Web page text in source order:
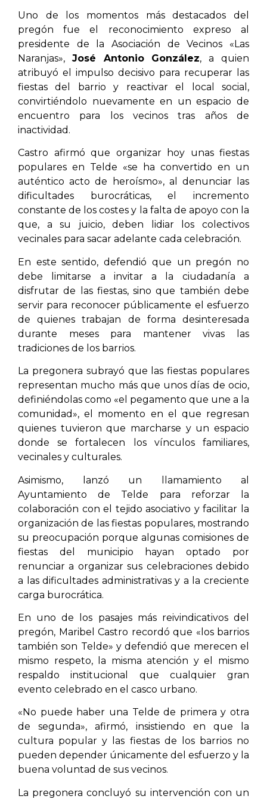
Uno de los momentos más destacados del
pregón fue el reconocimiento expreso al
presidente de la Asociación de Vecinos «Las
Naranjas», José Antonio González, a quien
atribuyó el impulso decisivo para recuperar las
fiestas del barrio y reactivar el local social,
convirtiéndolo nuevamente en un espacio de
encuentro para los vecinos tras años de
inactividad.
Castro afirmó que organizar hoy unas fiestas
populares en Telde «se ha convertido en un
auténtico acto de heroísmo», al denunciar las
dificultades burocráticas, el incremento
constante de los costes y la falta de apoyo con la
que, a su juicio, deben lidiar los colectivos
vecinales para sacar adelante cada celebración.
En este sentido, defendió que un pregón no
debe limitarse a invitar a la ciudadanía a
disfrutar de las fiestas, sino que también debe
servir para reconocer públicamente el esfuerzo
de quienes trabajan de forma desinteresada
durante meses para mantener vivas las
tradiciones de los barrios.
La pregonera subrayó que las fiestas populares
representan mucho más que unos días de ocio,
definiéndolas como «el pegamento que une a la
comunidad», el momento en el que regresan
quienes tuvieron que marcharse y un espacio
donde se fortalecen los vínculos familiares,
vecinales y culturales.
Asimismo, lanzó un llamamiento al
Ayuntamiento de Telde para reforzar la
colaboración con el tejido asociativo y facilitar la
organización de las fiestas populares, mostrando
su preocupación porque algunas comisiones de
fiestas del municipio hayan optado por
renunciar a organizar sus celebraciones debido
a las dificultades administrativas y a la creciente
carga burocrática.
En uno de los pasajes más reivindicativos del
pregón, Maribel Castro recordó que «los barrios
también son Telde» y defendió que merecen el
mismo respeto, la misma atención y el mismo
respaldo institucional que cualquier gran
evento celebrado en el casco urbano.
«No puede haber una Telde de primera y otra
de segunda», afirmó, insistiendo en que la
cultura popular y las fiestas de los barrios no
pueden depender únicamente del esfuerzo y la
buena voluntad de sus vecinos.
La pregonera concluyó su intervención con un